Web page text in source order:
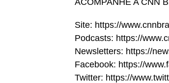
ACOMPANHE A CNN
Site: https://
Podcasts: https://
Newsletters: https://
Facebook: https://
Twitter: https://